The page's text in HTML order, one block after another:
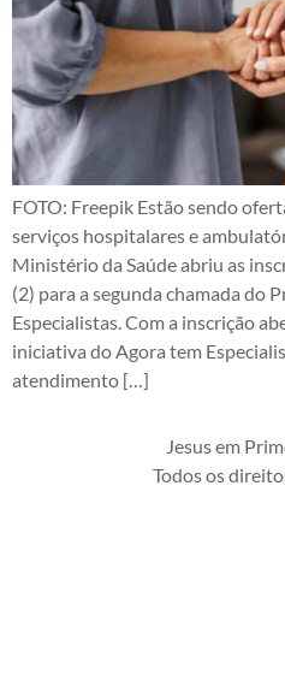
FOTO: Freepik Estão sendo
serviços hospitalares e
Ministério da Saúde abriu as
(2) para a segunda chamada do
Especialistas. Com a inscrição
iniciativa do Agora tem
atendimento […]
Jesus em
Todos os